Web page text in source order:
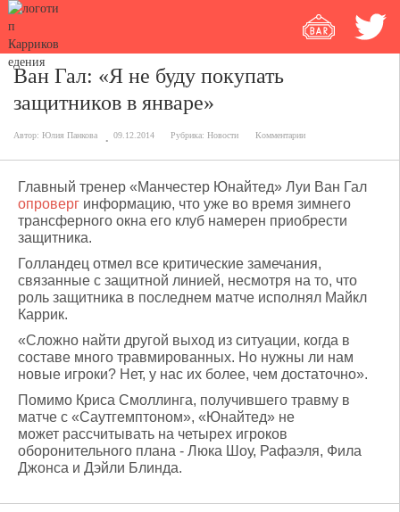
Ван Гал: «Я не буду покупать
защитников в январе»
Автор: Юлия Панкова 09.12.2014 Рубрика: Новости Комментарии
Главный тренер «Манчестер Юнайтед» Луи Ван Гал
опроверг информацию, что уже во время зимнего
трансферного окна его клуб намерен приобрести
защитника.
Голландец отмел все критические замечания,
связанные с защитной линией, несмотря на то, что
роль защитника в последнем матче исполнял Майкл
Каррик.
«Сложно найти другой выход из ситуации, когда в
составе много травмированных. Но нужны ли нам
новые игроки? Нет, у нас их более, чем достаточно».
Помимо Криса Смоллинга, получившего травму в
матче с «Саутгемптоном», «Юнайтед» не
может рассчитывать на четырех игроков
оборонительного плана - Люка Шоу, Рафаэля, Фила
Джонса и Дэйли Блинда.